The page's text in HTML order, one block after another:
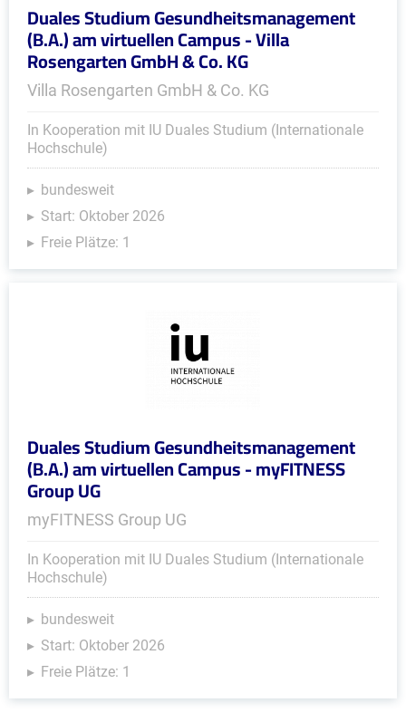
Duales Studium Gesundheitsmanagement
(B.A.) am virtuellen Campus - Villa
Rosengarten GmbH & Co. KG
Villa Rosengarten GmbH & Co. KG
In Kooperation mit IU Duales Studium (Internationale
Hochschule)
bundesweit
Start: Oktober 2026
Freie Plätze: 1
Duales Studium Gesundheitsmanagement
(B.A.) am virtuellen Campus - myFITNESS
Group UG
myFITNESS Group UG
In Kooperation mit IU Duales Studium (Internationale
Hochschule)
bundesweit
Start: Oktober 2026
Freie Plätze: 1